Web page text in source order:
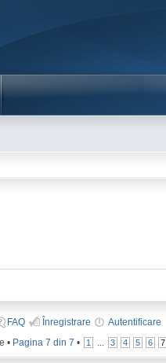
FAQ Înregistrare
Autentificare
• Pagina7 din7 • 1 ... 3 4 5 6 7